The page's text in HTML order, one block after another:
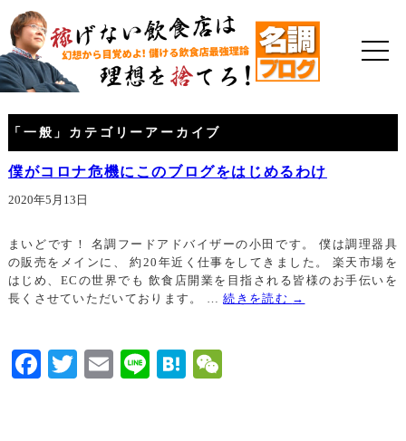
「 一般 」カテゴリーアーカイブ
僕がコロナ危機にこのブログをはじめるわけ
2020年5月13日
まいどです！ 名調フードアドバイザーの小田です。 僕は調理器具
の販売をメインに、 約20年近く仕事をしてきました。 楽天市場を
はじめ、ECの世界でも 飲食店開業を目指される皆様のお手伝いを
長くさせていただいております。 …続きを読む →
Facebook
TwitterEmailLineHatena